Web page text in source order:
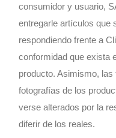
consumidor y usuario,
entregarle artículos que
respondiendo frente a
conformidad que exista
producto. Asimismo,
fotografías de los
verse alterados por la
diferir de los reales.